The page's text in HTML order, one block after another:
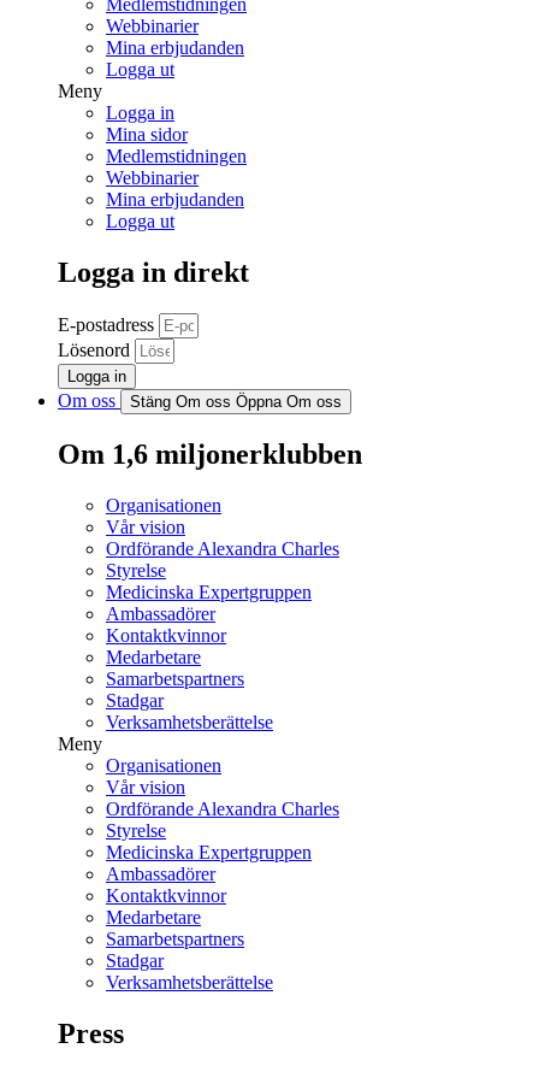
Medlemstidningen
Webbinarier
Mina erbjudanden
Logga ut
Meny
Logga in
Mina sidor
Medlemstidningen
Webbinarier
Mina erbjudanden
Logga ut
Logga in direkt
E-postadress
Lösenord
Logga in
Om oss Stäng Om oss Öppna Om oss
Om 1,6 miljonerklubben
Organisationen
Vår vision
Ordförande Alexandra Charles
Styrelse
Medicinska Expertgruppen
Ambassadörer
Kontaktkvinnor
Medarbetare
Samarbetspartners
Stadgar
Verksamhetsberättelse
Meny
Organisationen
Vår vision
Ordförande Alexandra Charles
Styrelse
Medicinska Expertgruppen
Ambassadörer
Kontaktkvinnor
Medarbetare
Samarbetspartners
Stadgar
Verksamhetsberättelse
Press